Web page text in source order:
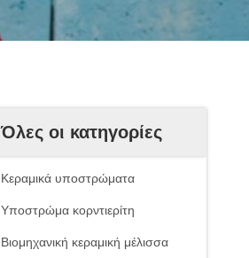
Όλες οι κατηγορίες
Κεραμικά υποστρώματα
Υποστρώμα κορντιερίτη
Βιομηχανική κεραμική μέλισσα